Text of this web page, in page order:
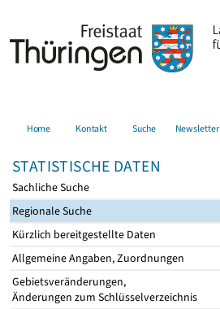
Home Kontakt Suche Newsletter
STATISTISCHE DATEN
Sachliche Suche
Regionale Suche
Kürzlich bereitgestellte Daten
Allgemeine Angaben, Zuordnungen
Gebietsveränderungen,
Änderungen zum Schlüsselverzeichnis